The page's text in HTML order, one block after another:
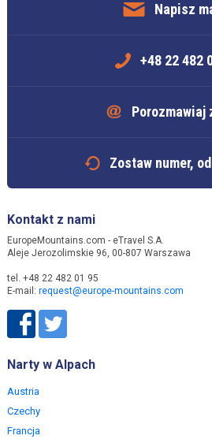
Napisz
+48 22 482
Porozmawiaj
Zostaw numer,
Kontakt z nami
EuropeMountains.com - eTravel S.A.
Aleje Jerozolimskie 96, 00-807 Warszawa
tel. +48 22 482 01 95
E-mail: request@europe-mountains.com
Narty w Alpach
Austria
Czechy
Francja